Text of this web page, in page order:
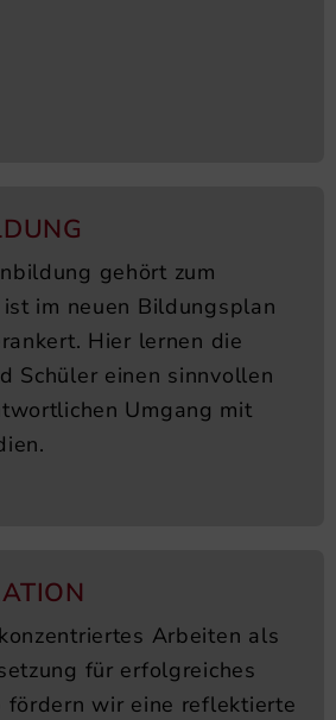
gehört zum
im neuen Bildungsplan
Hier lernen die
Schüler einen sinnvollen
Umgang mit
Arbeiten als
für erfolgreiches
fördern wir eine reflektierte